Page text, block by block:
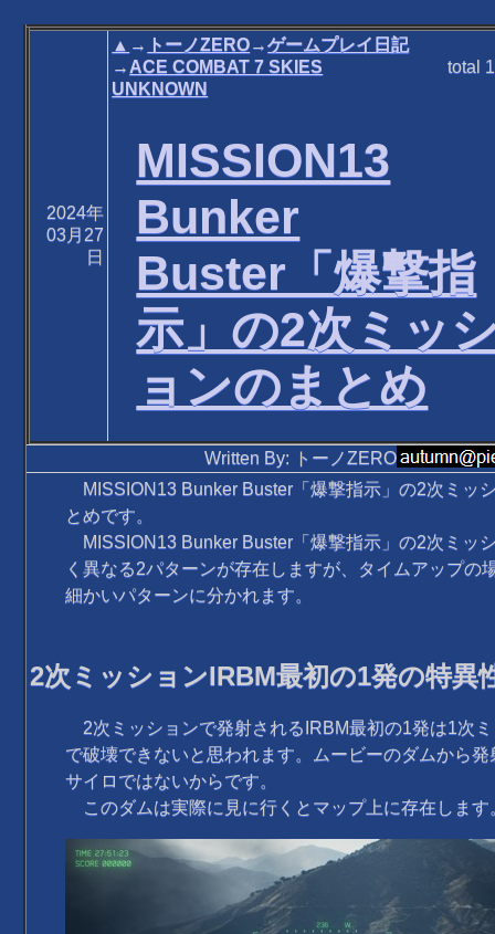
2024年
03月27
日
▲ → トーノZERO→ゲームプレイ日記
→ ACE COMBAT 7 SKIES
UNKNOWN
total
MISSION13
Bunker
Buster「爆撃指
示」の2次ミッ
ョンのまとめ
Written By: トーノZERO
MISSION13 Bunker Buster「爆撃指示」の2次ミッ
とめです。
MISSION13 Bunker Buster「爆撃指示」の2次ミッ
く異なる2パターンが存在しますが、タイムアップの
細かいパターンに分かれます。
2次ミッションIRBM最初の1発の特異
2次ミッションで発射されるIRBM最初の1発は1次
で破壊できないと思われます。ムービーのダムから発
サイロではないからです。
このダムは実際に見に行くとマップ上に存在します